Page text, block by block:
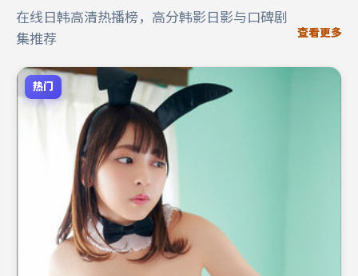
在线日韩高清热播榜，高分韩影日影与口碑剧
集推荐
查看更多
热门